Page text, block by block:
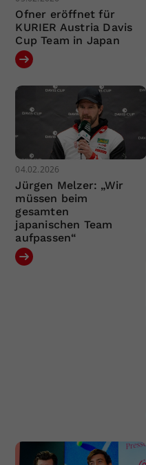
Ofner eröffnet für
KURIER Austria Davis
Cup Team in Japan
04.02.2026
Jürgen Melzer: „Wir
müssen beim
gesamten
japanischen Team
aufpassen“